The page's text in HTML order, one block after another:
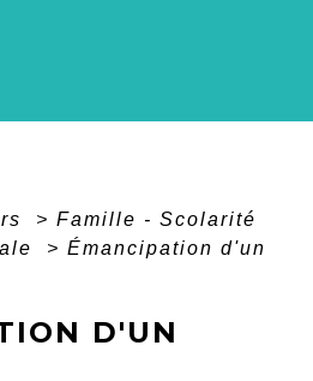
> Famille - Scolarité
> Émancipation d'un
D'UN